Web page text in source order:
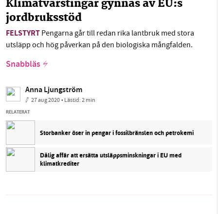
Klimatvärstingar gynnas av EU:s
jordbruksstöd
FELSTYRT Pengarna går till redan rika lantbruk med stora
utsläpp och hög påverkan på den biologiska mångfalden.
Snabbläs
Anna Ljungström
27 aug 2020• Lästid:2 min
RELATERAT
Storbanker öser in pengar i fossilbränslen och petrokemi
Dålig affär att ersätta utsläppsminskningar i EU med
klimatkrediter